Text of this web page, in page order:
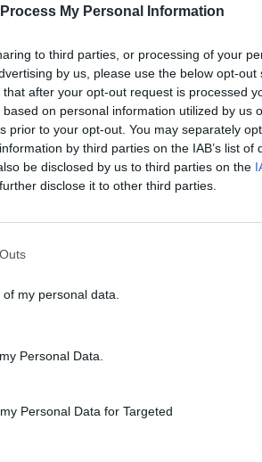
My Personal Information
to third parties, or processing of your
by us, please use the below opt-out
after your opt-out request is processed
on personal information utilized by us
prior to your opt-out. You may separately
by third parties on the IAB’s list of
be disclosed by us to third parties on the
disclose it to other third parties.
my personal data.
Personal Data.
Personal Data for Targeted
ATTIECĪBAS ĢIMENĒ
"Ja viņš mani patiesi mīlētu,
domā, ka zini labāk?